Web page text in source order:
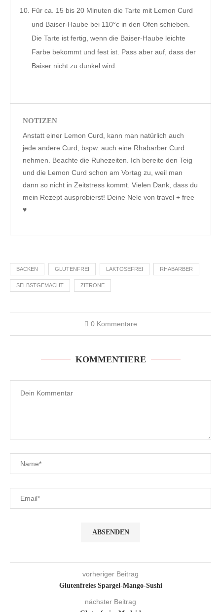
Für ca. 15 bis 20 Minuten die Tarte mit Lemon Curd
und Baiser-Haube bei 110°c in den Ofen schieben.
Die Tarte ist fertig, wenn die Baiser-Haube leichte
Farbe bekommt und fest ist. Pass aber auf, dass der
Baiser nicht zu dunkel wird.
NOTIZEN
Anstatt einer Lemon Curd, kann man natürlich auch
jede andere Curd, bspw. auch eine Rhabarber Curd
nehmen. Beachte die Ruhezeiten. Ich bereite den Teig
und die Lemon Curd schon am Vortag zu, weil man
dann so nicht in Zeitstress kommt. Vielen Dank, dass du
mein Rezept ausprobierst! Deine Nele von travel + free
♥️
BACKEN GLUTENFREI LAKTOSEFREI RHABARBER
SELBSTGEMACHT ZITRONE
0 Kommentare
KOMMENTIERE
vorheriger Beitrag
Glutenfreies Spargel-Mango-Sushi
nächster Beitrag